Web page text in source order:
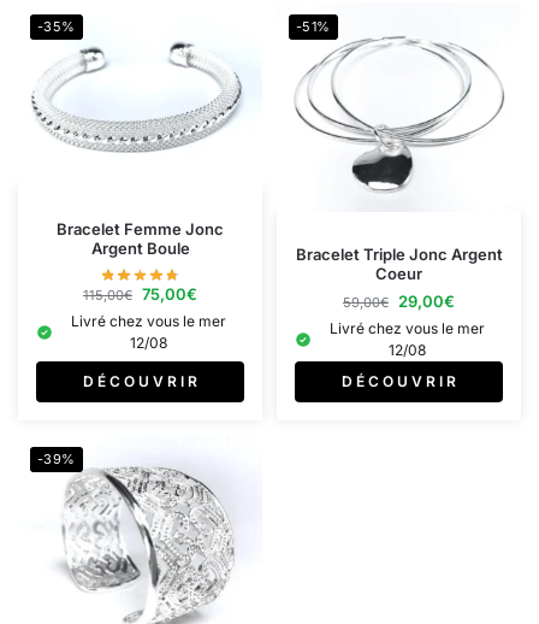
-35%
Bracelet Femme Jonc
Argent Boule
115,00€ 75,00€
Livré chez vous le mer
12/08
D É C O U V R I R
-51%
Bracelet Triple Jonc Argent
Coeur
59,00€ 29,00€
Livré chez vous le mer
12/08
D É C O U V R I R
-39%